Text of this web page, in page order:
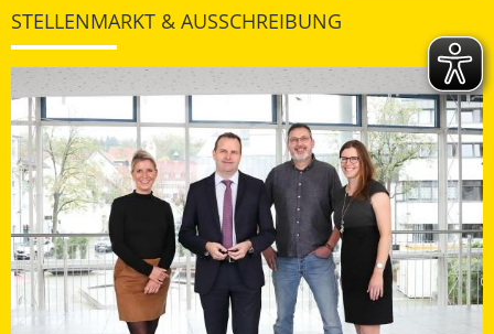
STELLENMARKT & AUSSCHREIBUNG